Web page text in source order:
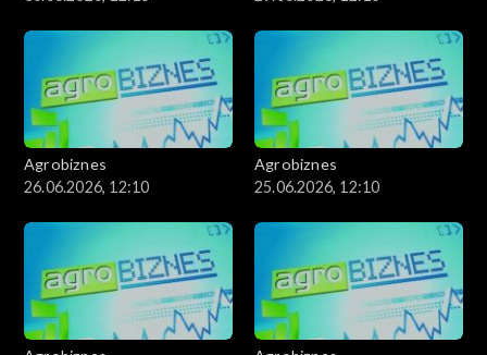
Agrobiznes
26.06.2026, 12:10
Agrobiznes
25.06.2026, 12:10